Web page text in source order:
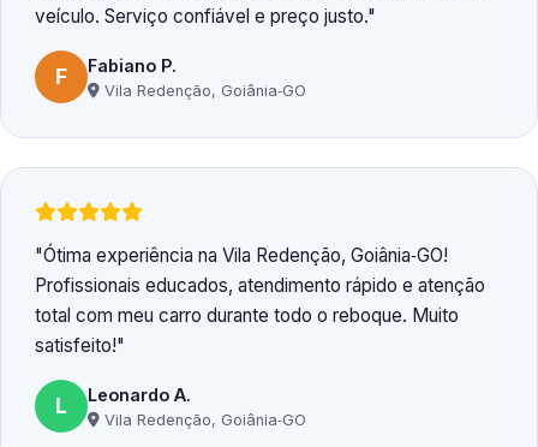
veículo. Serviço confiável e preço justo.
F Fabiano P.
Vila Redenção, Goiânia‑GO
Ótima experiência na Vila Redenção, Goiânia‑GO!
Profissionais educados, atendimento rápido e atenção
total com meu carro durante todo o reboque. Muito
satisfeito!
L Leonardo A.
Vila Redenção, Goiânia‑GO